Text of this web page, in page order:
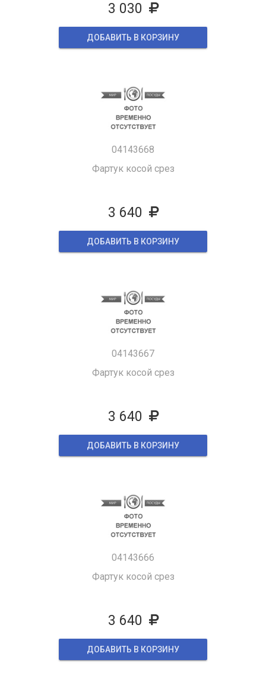
3 030
ДОБАВИТЬ В КОРЗИНУ
04143668
Фартук косой срез
3 640
ДОБАВИТЬ В КОРЗИНУ
04143667
Фартук косой срез
3 640
ДОБАВИТЬ В КОРЗИНУ
04143666
Фартук косой срез
3 640
ДОБАВИТЬ В КОРЗИНУ